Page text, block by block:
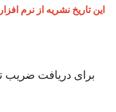
این تاریخ نشریه از نرم
برای دریافت ضریب